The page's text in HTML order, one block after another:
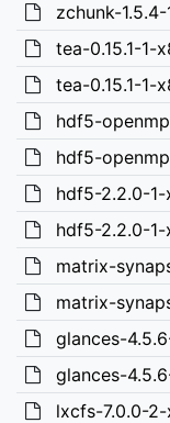
zchunk-
tea-0.15.1-1-
tea-0.15.1-1-
hdf5-
hdf5-
hdf5-2.2.0-1-
hdf5-2.2.0-1-
matrix-
matrix-
glances-
glances-
lxcfs-7.0.0-